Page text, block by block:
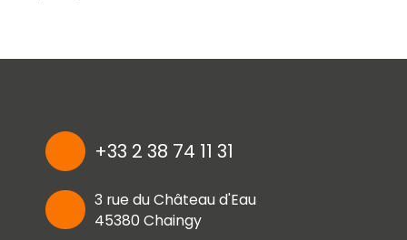
+33 2 38 74 11 31
3 rue du Château d'Eau
45380 Chaingy